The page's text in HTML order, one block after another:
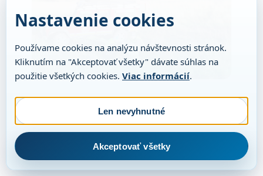
Nastavenie cookies
Používame cookies na analýzu návštevnosti stránok.
Kliknutím na "Akceptovať všetky" dávate súhlas na
použitie všetkých cookies. Viac informácií.
Len nevyhnutné
Akceptovať všetky